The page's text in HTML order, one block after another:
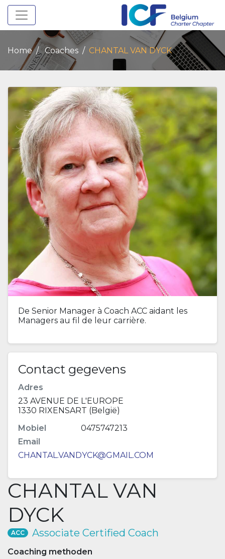
Toggle navigation
Home Coaches CHANTAL VAN DYCK
De Senior Manager à Coach ACC aidant les
Managers au fil de leur carrière.
Contact gegevens
Adres
23 AVENUE DE L'EUROPE
1330 RIXENSART (België)
Mobiel
0475747213
Email
CHANTAL.VANDYCK@GMAIL.COM
CHANTAL VAN
DYCK
ACC Associate Certified Coach
Coaching methoden